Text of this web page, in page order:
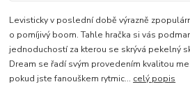
Levisticky v poslední době výrazně
o pomíjivý boom. Tahle hračka si vás
jednoduchostí za kterou se skrývá pekelný
Dream se řadí svým provedením kvalitou
pokud jste fanouškem rytmic... celý popis